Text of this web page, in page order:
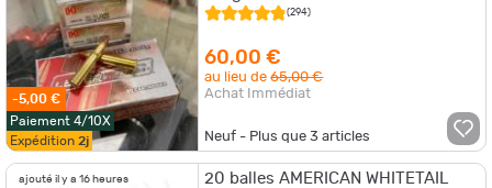
-5,00 €
Paiement 4/10X
Expédition 2j
(294)
60,00 €
au lieu de65,00 €
Achat Immédiat
Neuf - Plus que3 articles
ajouté il y a 16 heures
20 balles AMERICAN WHITETAIL